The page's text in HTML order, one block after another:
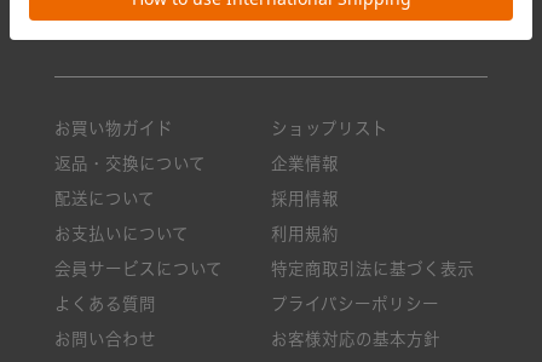
小物 バッグのお手入れ方法
お買い物ガイド
返品・交換について
配送について
お支払いについて
会員サービスについて
よくある質問
お問い合わせ
ショップリスト
企業情報
採用情報
利用規約
特定商取引法に基づく表示
プライバシーポリシー
お客様対応の基本方針